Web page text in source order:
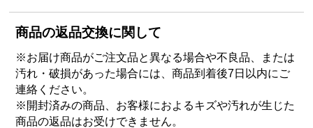
商品の返品交換に関して
※お届け商品がご注文品と異なる場合や不良品、または
汚れ・破損があった場合には、商品到着後7日以内にご
連絡ください。
※開封済みの商品、お客様におよるキズや汚れが生じた
商品の返品はお受けできません。